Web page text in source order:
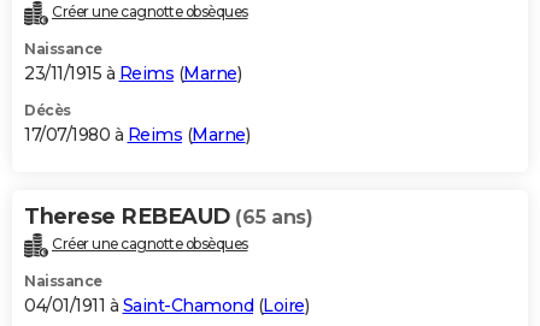
Créer une cagnotte obsèques
Naissance
23/11/1915 à Reims (Marne)
Décès
17/07/1980 à Reims (Marne)
Therese REBEAUD (65 ans)
Créer une cagnotte obsèques
Naissance
04/01/1911 à Saint-Chamond (Loire)